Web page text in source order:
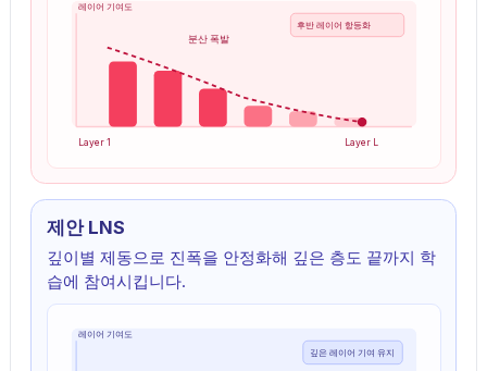
레이어 기여도
Layer 1 Layer L
후반 레이어 항등화
분산 폭발
제안 LNS
깊이별 제동으로 진폭을 안정화해 깊은 층도 끝까지 학
습에 참여시킵니다.
레이어 기여도
깊은 레이어 기여 유지